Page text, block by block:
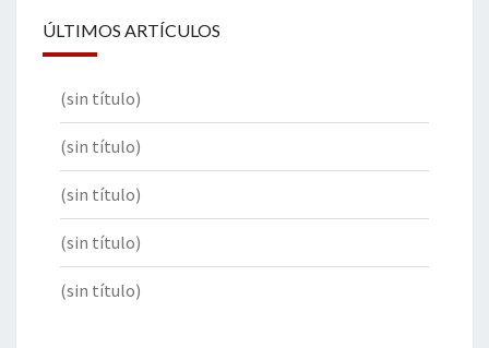
ÚLTIMOS ARTÍCULOS
(sin título)
(sin título)
(sin título)
(sin título)
(sin título)